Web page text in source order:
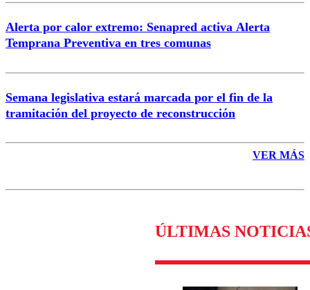
Alerta por calor extremo: Senapred activa Alerta
Temprana Preventiva en tres comunas
Semana legislativa estará marcada por el fin de la
tramitación del proyecto de reconstrucción
VER MÁS
ÚLTIMAS